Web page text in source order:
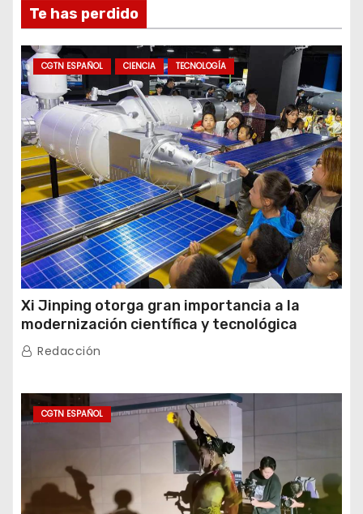
Te has perdido
CGTN ESPAÑOL CIENCIA TECNOLOGÍA
Xi Jinping otorga gran importancia a la
modernización científica y tecnológica
Redacción
CGTN ESPAÑOL